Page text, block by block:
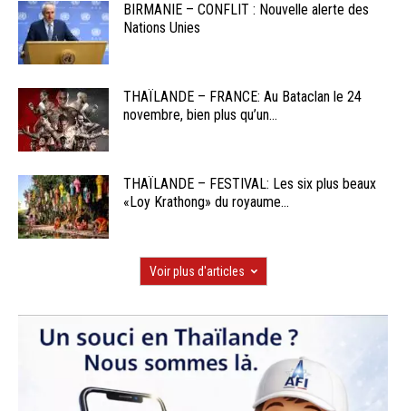
BIRMANIE – CONFLIT : Nouvelle alerte des
Nations Unies
THAÏLANDE – FRANCE: Au Bataclan le 24
novembre, bien plus qu’un...
THAÏLANDE – FESTIVAL: Les six plus beaux
«Loy Krathong» du royaume...
Voir plus d'articles